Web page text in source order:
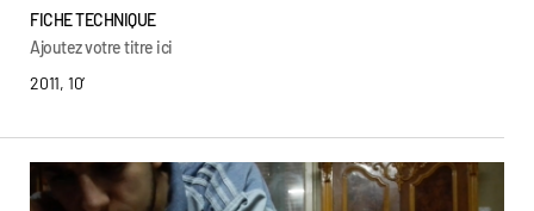
FICHE TECHNIQUE
Ajoutez votre titre ici
2011, 10’